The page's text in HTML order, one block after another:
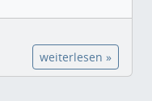
weiterlesen »